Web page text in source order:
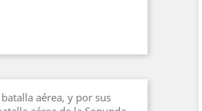
aérea, y por sus